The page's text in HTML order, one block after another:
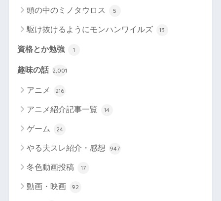
頭の中のミノタウロス 5
駆け抜けるようにモンハンワイルズ 13
資格とか勉強 1
趣味の話 2,001
アニメ 216
アニメ紹介記事一覧 14
ゲーム 24
やる夫スレ紹介・感想 947
冬色動画投稿 17
動画・映画 92